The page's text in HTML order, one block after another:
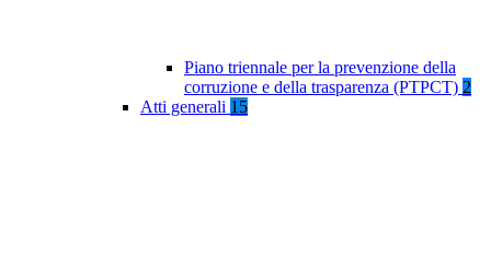
Piano triennale per la prevenzione della
corruzione e della trasparenza (PTPCT) 2
Atti generali 15